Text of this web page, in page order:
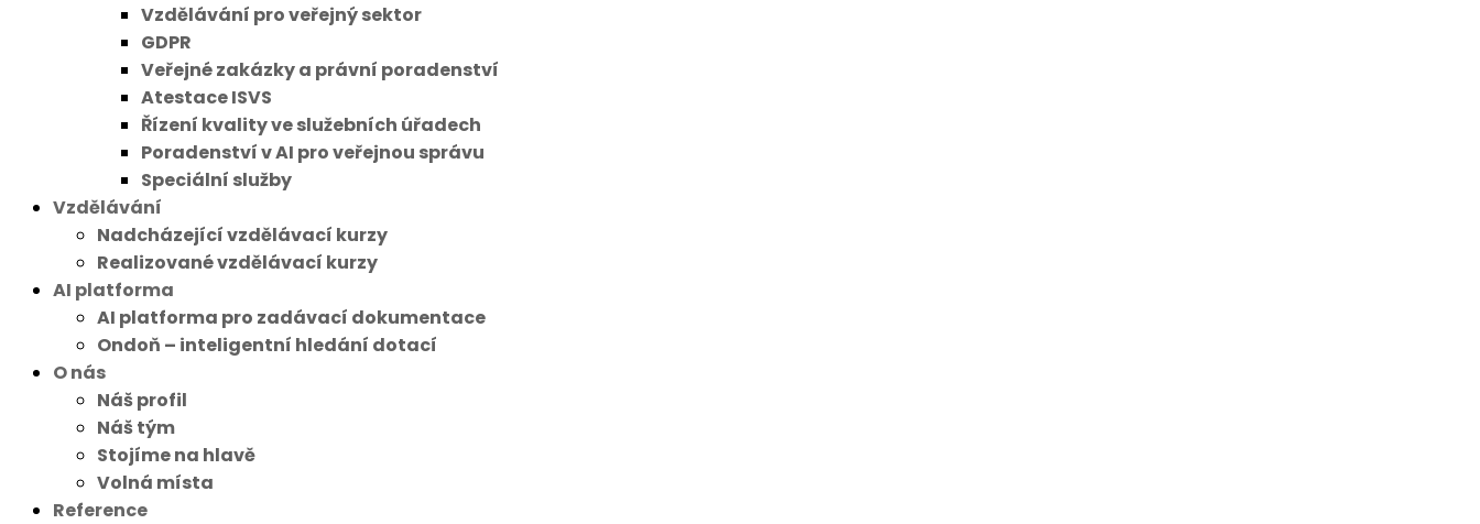
Vzdělávání pro veřejný sektor
GDPR
Veřejné zakázky a právní poradenství
Atestace ISVS
Řízení kvality ve služebních úřadech
Poradenství v AI pro veřejnou správu
Speciální služby
Vzdělávání
Nadcházející vzdělávací kurzy
Realizované vzdělávací kurzy
AI platforma
AI platforma pro zadávací dokumentace
Ondoň – inteligentní hledání dotací
O nás
Náš profil
Náš tým
Stojíme na hlavě
Volná místa
Reference